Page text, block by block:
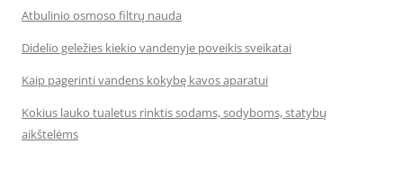
Atbulinio osmoso filtrų nauda
Didelio geležies kiekio vandenyje poveikis sveikatai
Kaip pagerinti vandens kokybę kavos aparatui
Kokius lauko tualetus rinktis sodams, sodyboms, statybų
aikštelėms